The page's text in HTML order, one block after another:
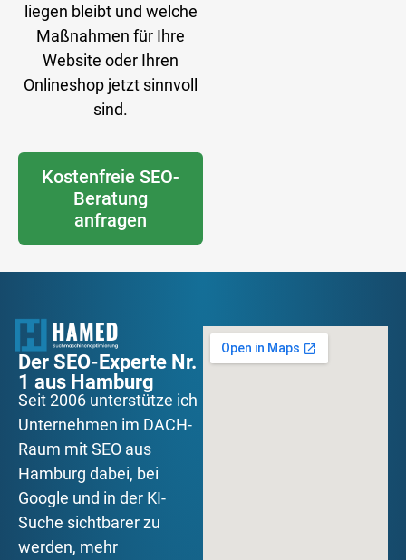
liegen bleibt und welche
Maßnahmen für Ihre
Website oder Ihren
Onlineshop jetzt sinnvoll
sind.
Kostenfreie SEO-
Beratung
anfragen
Der SEO-Experte Nr.
1 aus Hamburg
Seit 2006 unterstütze ich
Unternehmen im DACH-
Raum mit SEO aus
Hamburg dabei, bei
Google und in der KI-
Suche sichtbarer zu
werden, mehr